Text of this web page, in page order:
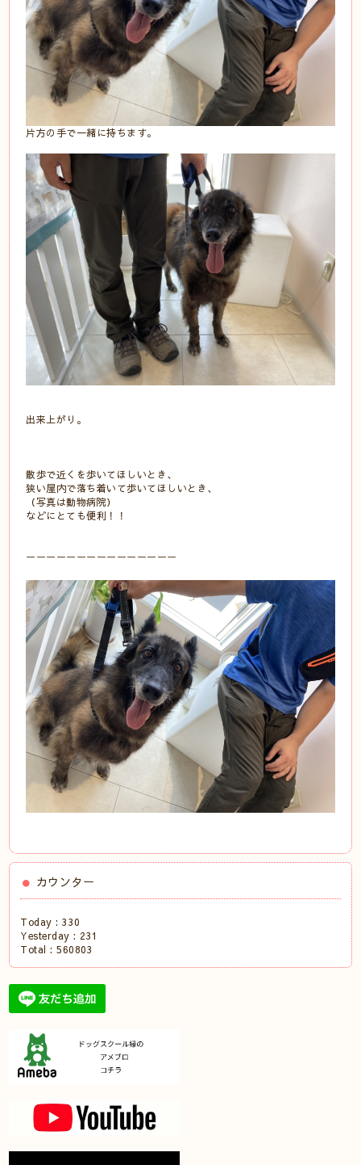
片方の手で一緒に持ちます。
出来上がり。
散歩で近くを歩いてほしいとき、
狭い屋内で落ち着いて歩いてほしいとき、
（写真は動物病院）
などにとても便利！！
ーーーーーーーーーーーーーーー
カウンター
Today :330
Yesterday : 231
Total :560803